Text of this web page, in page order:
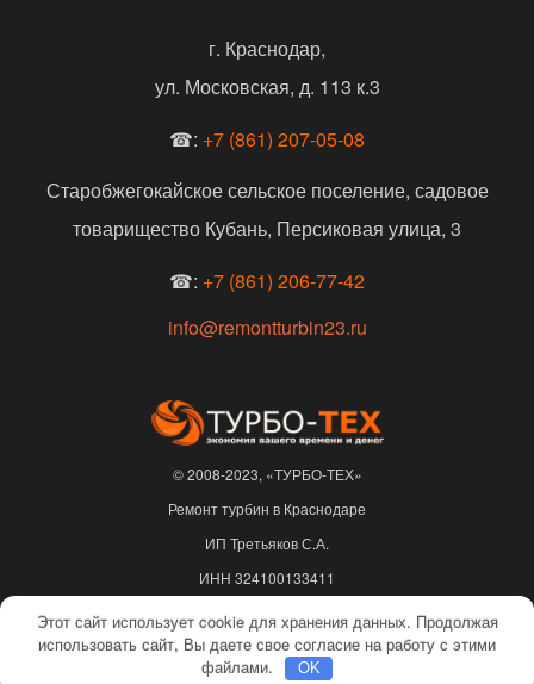
г. Краснодар,
ул. Московская, д. 113 к.3
☎: +7 (861) 207-05-08
Старобжегокайское сельское поселение, садовое
товарищество Кубань, Персиковая улица, 3
☎: +7 (861) 206-77-42
info@remontturbin23.ru
© 2008-2023, «ТУРБО-ТЕХ»
Ремонт турбин в Краснодаре
ИП Третьяков С.А.
ИНН 324100133411
ОГРНИП 310325622500217
Не является публичной офертой |Политика конфиденциальности
Этот сайт использует cookie для хранения данных. Продолжая
использовать сайт, Вы даете свое согласие на работу с этими
файлами.
OK